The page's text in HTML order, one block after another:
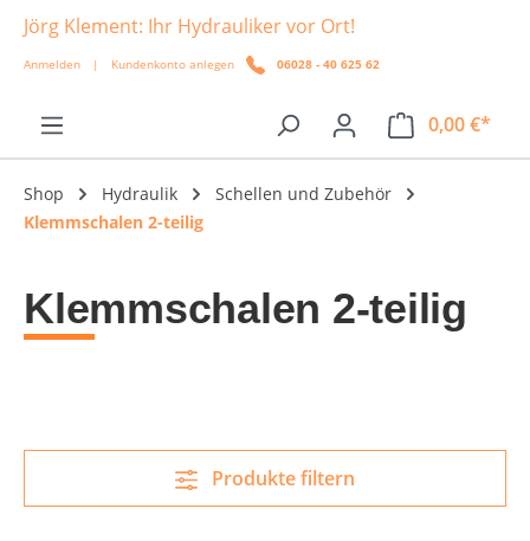
springen
Jörg Klement: Ihr Hydrauliker vor Ort!
Anmelden | Kundenkonto anlegen 06028 - 40 625 62
0,00 €*
Shop Hydraulik
Schellen und Zubehör
Klemmschalen 2-teilig
Klemmschalen 2-teilig
Produkte filtern